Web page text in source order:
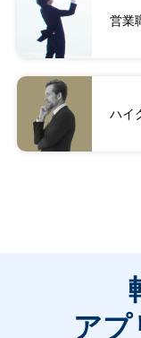
営業
ハイ
アプ